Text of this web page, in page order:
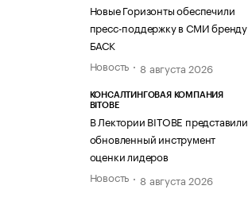
Новые Горизонты обеспечили
пресс-поддержку в СМИ бренду
БАСК
Новость
8 августа 2026
КОНСАЛТИНГОВАЯ КОМПАНИЯ
BITOBE
В Лектории BITOBE представили
обновленный инструмент
оценки лидеров
Новость
8 августа 2026